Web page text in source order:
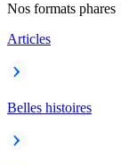
Nos formats phares
Articles
Belles histoires